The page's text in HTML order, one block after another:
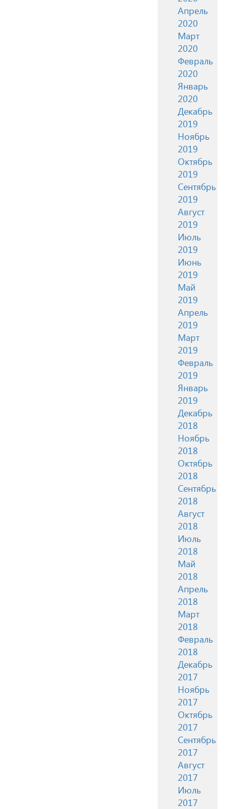
Апрель
2020
Март
2020
Февраль
2020
Январь
2020
Декабрь
2019
Ноябрь
2019
Октябрь
2019
Сентябрь
2019
Август
2019
Июль
2019
Июнь
2019
Май
2019
Апрель
2019
Март
2019
Февраль
2019
Январь
2019
Декабрь
2018
Ноябрь
2018
Октябрь
2018
Сентябрь
2018
Август
2018
Июль
2018
Май
2018
Апрель
2018
Март
2018
Февраль
2018
Декабрь
2017
Ноябрь
2017
Октябрь
2017
Сентябрь
2017
Август
2017
Июль
2017